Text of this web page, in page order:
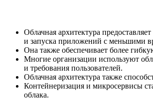
Облачная архитектура
и запуска приложений с меньшими
Она также обеспечивает более
Многие организации используют
и требования пользователей.
Облачная архитектура также
Контейнеризация и микросервисы
облака.